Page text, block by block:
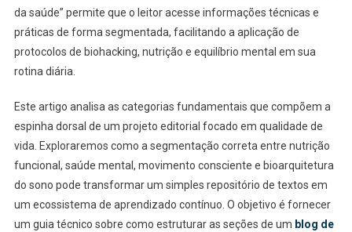
da saúde” permite que o leitor acesse informações técnicas e
práticas de forma segmentada, facilitando a aplicação de
protocolos de biohacking, nutrição e equilíbrio mental em sua
rotina diária.
Este artigo analisa as categorias fundamentais que compõem a
espinha dorsal de um projeto editorial focado em qualidade de
vida. Exploraremos como a segmentação correta entre nutrição
funcional, saúde mental, movimento consciente e bioarquitetura
do sono pode transformar um simples repositório de textos em
um ecossistema de aprendizado contínuo. O objetivo é fornecer
um guia técnico sobre como estruturar as seções de um blog de